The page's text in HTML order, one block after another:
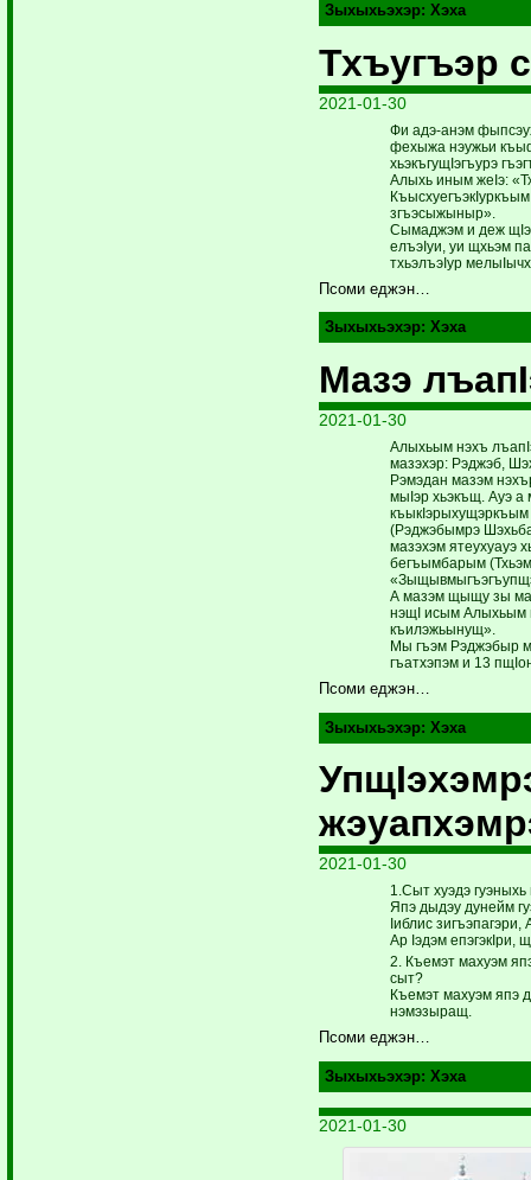
Зыхыхьэхэр: Хэха
Тхъугъэр
2021-01-30
Фи адэ-анэм
фехыжа нэужьи
хьэкъгущIэгъурэ
Алыхь иным жеIэ:
згъэсыжыныр».
Сымаджэм и деж
елъэIуи, уи щхьэм
тхьэлъэIур
Псоми еджэн…
Зыхыхьэхэр: Хэха
Мазэ
2021-01-30
Алыхьым нэхъ
мазэхэр: Рэджэб,
Рэмэдан мазэм
мыIэр хьэкъщ. Ауэ а
(Рэджэбымрэ
мазэхэм ятеухуауэ
бегъымбарым
А мазэм щыщу зы
нэщI исым Алыхьым
къилэжьынущ».
Мы гъэм Рэджэбыр
гъат­хэпэм и 13
Псоми еджэн…
Зыхыхьэхэр: Хэха
2021-01-30
1.Сыт хуэдэ
Япэ дыдэу дунейм
Iиблис
Ар Iэдэм епэгэкIри,
2. Къемэт махуэм
сыт?
Къемэт махуэм япэ
нэмэзыращ.
Псоми еджэн…
Зыхыхьэхэр: Хэха
2021-01-30